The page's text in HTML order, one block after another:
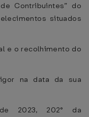
Contribuintes” do
situados
e o recolhimento do
na data da sua
2023, 202° da